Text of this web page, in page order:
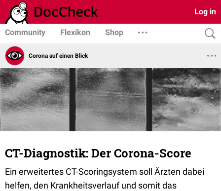
Log in
Community Flexikon Shop
Corona auf einen Blick
CT-Diagnostik: Der Corona-Score
Ein erweitertes CT-Scoringsystem soll Ärzten dabei
helfen, den Krankheitsverlauf und somit das